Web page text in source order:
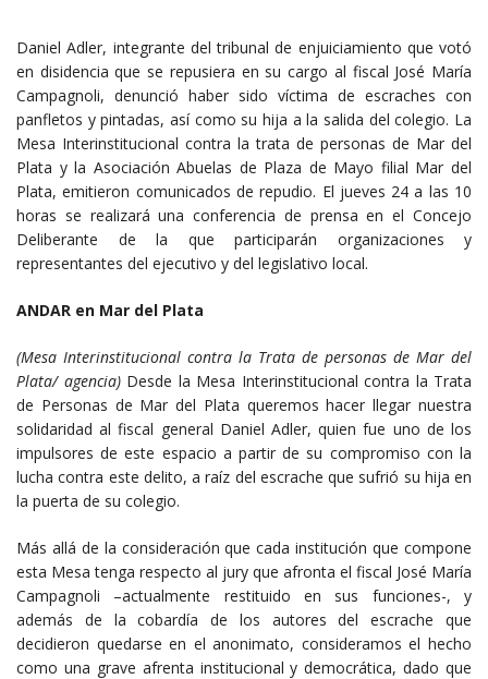
Daniel Adler, integrante del tribunal de enjuiciamiento que votó
en disidencia que se repusiera en su cargo al fiscal José María
Campagnoli, denunció haber sido víctima de escraches con
panfletos y pintadas, así como su hija a la salida del colegio. La
Mesa Interinstitucional contra la trata de personas de Mar del
Plata y la Asociación Abuelas de Plaza de Mayo filial Mar del
Plata, emitieron comunicados de repudio. El jueves 24 a las 10
horas se realizará una conferencia de prensa en el Concejo
Deliberante de la que participarán organizaciones y
representantes del ejecutivo y del legislativo local.
ANDAR en Mar del Plata
(Mesa Interinstitucional contra la Trata de personas de Mar del
Plata/ agencia)Desde la Mesa Interinstitucional contra la Trata
de Personas de Mar del Plata queremos hacer llegar nuestra
solidaridad al fiscal general Daniel Adler, quien fue uno de los
impulsores de este espacio a partir de su compromiso con la
lucha contra este delito, a raíz del escrache que sufrió su hija en
la puerta de su colegio.
Más allá de la consideración que cada institución que compone
esta Mesa tenga respecto al jury que afronta el fiscal José María
Campagnoli –actualmente restituido en sus funciones-, y
además de la cobardía de los autores del escrache que
decidieron quedarse en el anonimato, consideramos el hecho
como una grave afrenta institucional y democrática, dado que